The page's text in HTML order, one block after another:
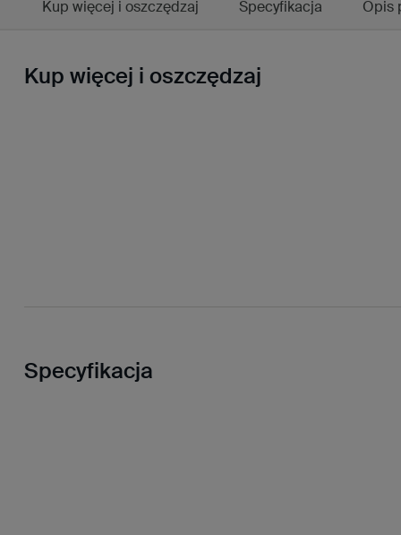
Kup więcej i oszczędzaj Specyfikacja Opis
Kup więcej i oszczędzaj
Specyfikacja